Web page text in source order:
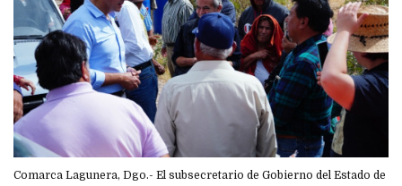
Comarca Lagunera, Dgo.- El subsecretario de Gobierno del Estado de